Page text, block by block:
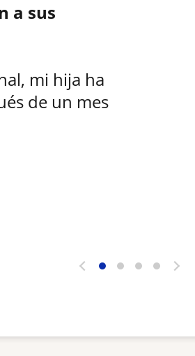
a sus
mi hija ha
de un mes